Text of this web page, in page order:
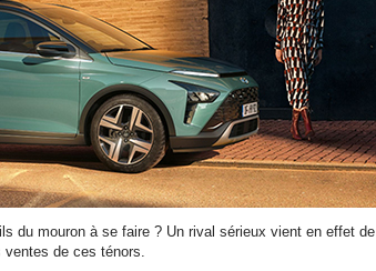
du mouron à se faire ? Un rival sérieux vient en effet de
ventes de ces ténors.